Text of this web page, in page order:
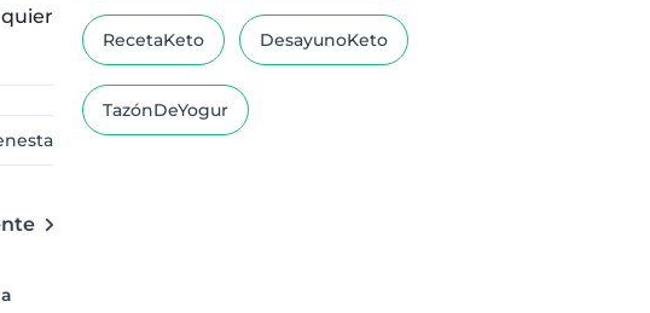
CienciaDetrásDeKeto
RecetaKeto DesayunoKeto
TazónDeYogur